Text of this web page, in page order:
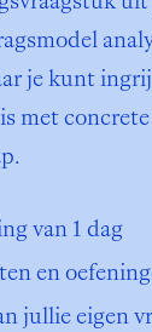
je kunt
met
van 1 dag
en
jullie eigen